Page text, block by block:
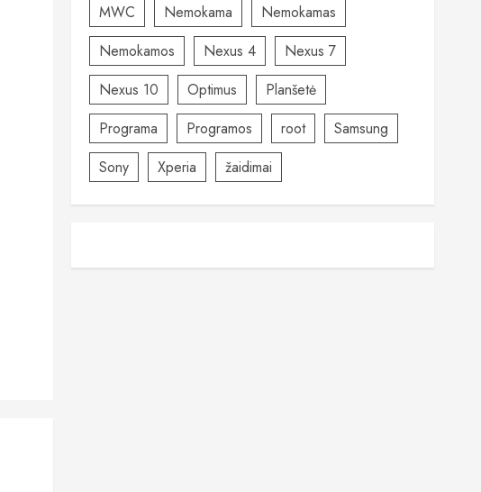
MWC
Nemokama
Nemokamas
Nemokamos
Nexus 4
Nexus 7
Nexus 10
Optimus
Planšetė
Programa
Programos root
Samsung
Sony
Xperia žaidimai